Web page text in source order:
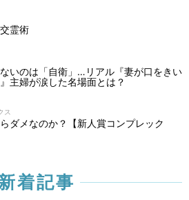
霊術
いのは「自衛」…リアル『妻が口をきい
主婦が涙した名場面とは？
ス
ダメなのか？【新人賞コンプレック
着記事